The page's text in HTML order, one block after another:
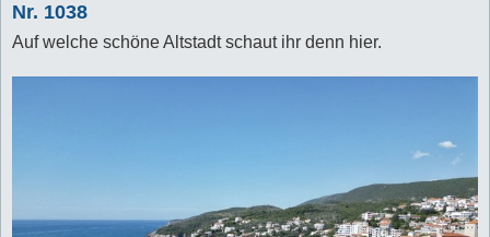
Nr. 1038
Auf welche schöne Altstadt schaut ihr denn hier.